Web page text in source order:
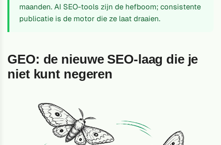
maanden. AI SEO-tools zijn de hefboom; consistente
publicatie is de motor die ze laat draaien.
GEO: de nieuwe SEO-laag die je
niet kunt negeren